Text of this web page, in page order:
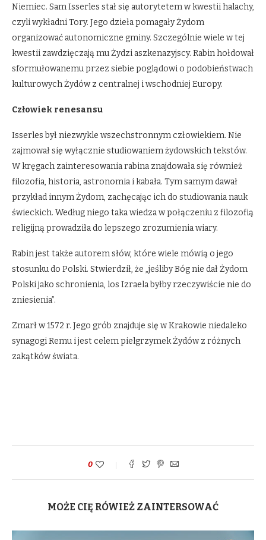
Niemiec. Sam Isserles stał się autorytetem w kwestii halachy,
czyli wykładni Tory. Jego dzieła pomagały Żydom
organizować autonomiczne gminy. Szczególnie wiele w tej
kwestii zawdzięczają mu Żydzi aszkenazyjscy. Rabin hołdował
sformułowanemu przez siebie poglądowi o podobieństwach
kulturowych Żydów z centralnej i wschodniej Europy.
Człowiek renesansu
Isserles był niezwykle wszechstronnym człowiekiem. Nie
zajmował się wyłącznie studiowaniem żydowskich tekstów.
W kręgach zainteresowania rabina znajdowała się również
filozofia, historia, astronomia i kabała. Tym samym dawał
przykład innym Żydom, zachęcając ich do studiowania nauk
świeckich. Według niego taka wiedza w połączeniu z filozofią
religijną prowadziła do lepszego zrozumienia wiary.
Rabin jest także autorem słów, które wiele mówią o jego
stosunku do Polski. Stwierdził, że „jeśliby Bóg nie dał Żydom
Polski jako schronienia, los Izraela byłby rzeczywiście nie do
zniesienia”.
Zmarł w 1572 r. Jego grób znajduje się w Krakowie niedaleko
synagogi Remu i jest celem pielgrzymek Żydów z różnych
zakątków świata.
0
MOŻE CIĘ RÓWIEŻ ZAINTERSOWAĆ